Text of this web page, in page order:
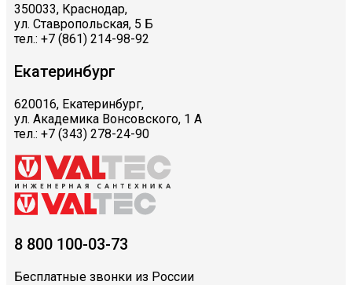
350033, Краснодар,
ул. Ставропольская, 5 Б
тел.: +7 (861) 214-98-92
Екатеринбург
620016, Екатеринбург,
ул. Академика Вонсовского, 1 А
тел.: +7 (343) 278-24-90
8 800 100-03-73
Бесплатные звонки из России